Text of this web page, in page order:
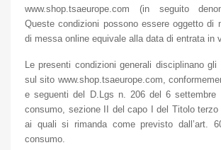
www.shop.tsaeurope.com (in seguito
Queste condizioni possono essere oggetto di
di messa online equivale alla data di entrata in
Le presenti condizioni generali disciplinano
sul sito www.shop.tsaeurope.com,
e seguenti del D.Lgs n. 206 del 6 settembre
consumo, sezione II del capo I del Titolo terzo
ai quali si rimanda come previsto dall’art.
consumo.